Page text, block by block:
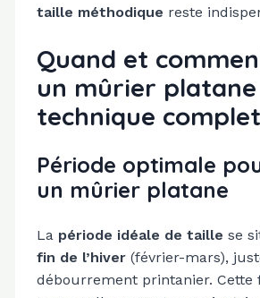
taille méthodique reste
Quand et
un mûrier
technique complet
Période optimale
un mûrier platane
La période idéale de taille se
fin de l’hiver(février-mars),
débourrement printanier. Cette